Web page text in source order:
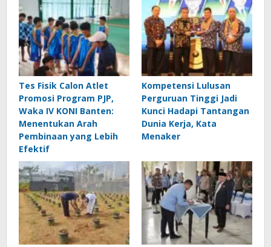
Tes Fisik Calon Atlet
Promosi Program PJP,
Waka IV KONI Banten:
Menentukan Arah
Pembinaan yang Lebih
Efektif
Kompetensi Lulusan
Perguruan Tinggi Jadi
Kunci Hadapi Tantangan
Dunia Kerja, Kata
Menaker